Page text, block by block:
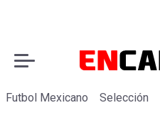
Futbol Mexicano Selección